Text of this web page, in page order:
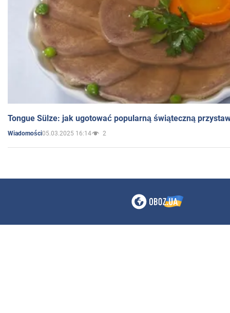
Tongue Sülze: jak ugotować popularną świąteczną
Wiadomości05.03.2025 16:14 2